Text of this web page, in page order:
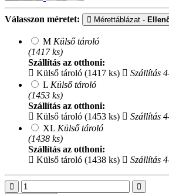
Válasszon méretet: Mérettáblázat -
M Külső tároló
(1417 ks)
Szállítás az otthoni:
Külső tároló (1417 ks)
Szállítás
L Külső tároló
(1453 ks)
Szállítás az otthoni:
Külső tároló (1453 ks)
Szállítás
XL Külső tároló
(1438 ks)
Szállítás az otthoni:
Külső tároló (1438 ks)
Szállítás